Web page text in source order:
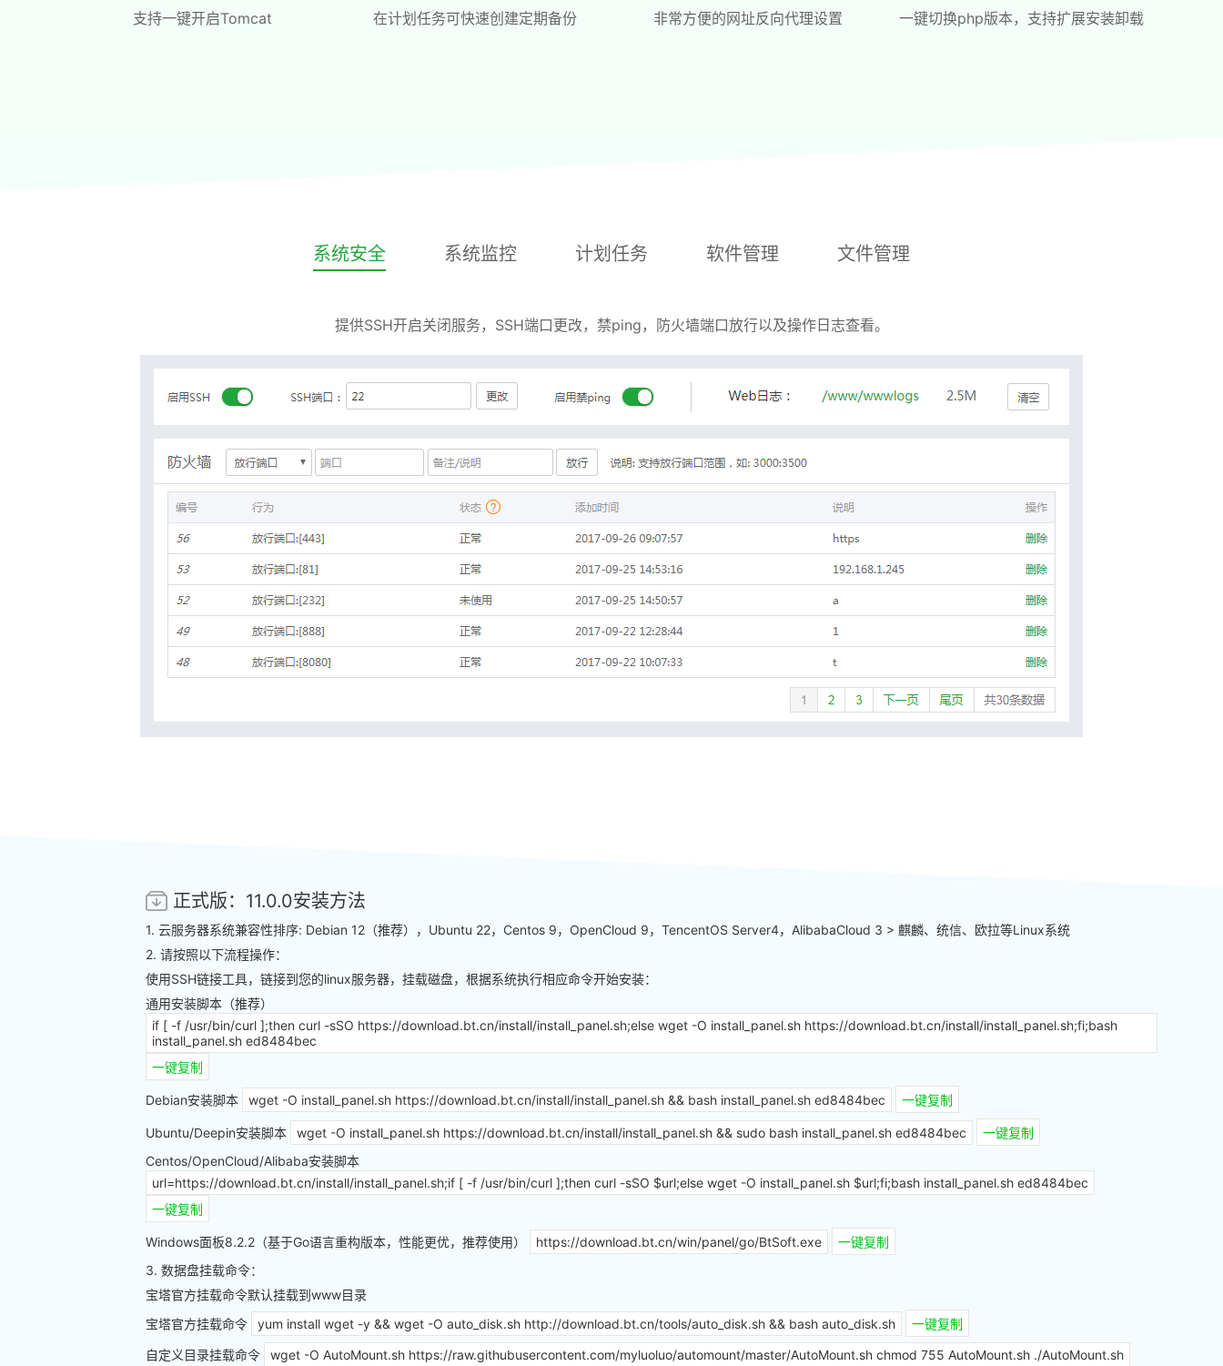
支持一键开启Tomcat 在计划任务可快速创建定期备份 非常方便的网址反向代理设置 一键切换php版本，支持扩展安装卸载
系统安全 系统监控 计划任务 软件管理 文件管理
提供SSH开启关闭服务，SSH端口更改，禁ping，防火墙端口放行以及操作日志查看。
正式版：11.0.0安装方法
1. 云服务器系统兼容性排序: Debian 12（推荐），Ubuntu 22，Centos 9，OpenCloud 9，TencentOS Server4，AlibabaCloud 3 > 麒麟、统信、欧拉等Linux系统
2. 请按照以下流程操作：
使用SSH链接工具，链接到您的linux服务器，挂载磁盘，根据系统执行相应命令开始安装：
通用安装脚本（推荐）
if [ -f /usr/bin/curl ];then curl -sSO https://download.bt.cn/install/install_panel.sh;else wget -O install_panel.sh https://download.bt.cn/install/install_panel.sh;fi;bash
install_panel.sh ed8484bec
一键复制
Debian安装脚本 wget -O install_panel.sh https://download.bt.cn/install/install_panel.sh && bash install_panel.sh ed8484bec 一键复制
Ubuntu/Deepin安装脚本 wget -O install_panel.sh https://download.bt.cn/install/install_panel.sh && sudo bash install_panel.sh ed8484bec
一键复制
Centos/OpenCloud/Alibaba安装脚本
url=https://download.bt.cn/install/install_panel.sh;if [ -f /usr/bin/curl ];then curl -sSO $url;else wget -O install_panel.sh $url;fi;bash install_panel.sh ed8484bec
一键复制
Windows面板8.2.2（基于Go语言重构版本，性能更优，推荐使用） https://download.bt.cn/win/panel/go/BtSoft.exe
一键复制
3. 数据盘挂载命令：
宝塔官方挂载命令默认挂载到www目录
宝塔官方挂载命令
yum install wget -y && wget -O auto_disk.sh http://download.bt.cn/tools/auto_disk.sh && bash auto_disk.sh
一键复制
自定义目录挂载命令
wget -O AutoMount.sh https://raw.githubusercontent.com/myluoluo/automount/master/AutoMount.sh chmod 755 AutoMount.sh ./AutoMount.sh